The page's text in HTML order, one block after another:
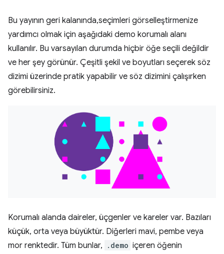
Bu yayının geri kalanında,seçimleri görselleştirmenize
yardımcı olmak için aşağıdaki demo korumalı alanı
kullanılır. Bu varsayılan durumda hiçbir öğe seçili değildir
ve her şey görünür. Çeşitli şekil ve boyutları seçerek söz
dizimi üzerinde pratik yapabilir ve söz dizimini çalışırken
görebilirsiniz.
Korumalı alanda daireler, üçgenler ve kareler var. Bazıları
küçük, orta veya büyüktür. Diğerleri mavi, pembe veya
mor renktedir. Tüm bunlar,
.demo içeren öğenin